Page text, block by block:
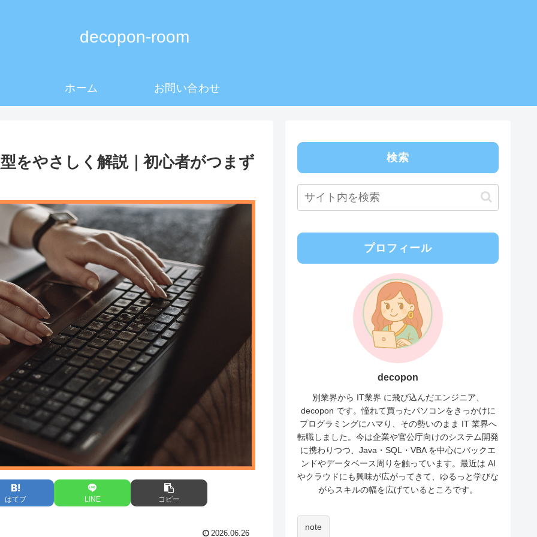
decopon-room
ホーム お問い合わせ
をやさしく解説｜初心者がつまず
はてブ LINE コピー
2026.06.26
検索
プロフィール
decopon
別業界から IT業界 に飛び込んだエンジニア、
decopon です。憧れて買ったパソコンをきっかけに
プログラミングにハマり、その勢いのまま IT 業界へ
転職しました。今は企業や官公庁向けのシステム開発
に携わりつつ、Java・SQL・VBA を中心にバックエ
ンドやデータベース周りを触っています。最近は AI
やクラウドにも興味が広がってきて、ゆるっと学びな
がらスキルの幅を広げているところです。
note